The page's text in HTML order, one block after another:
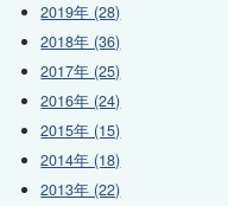
2019年 (28)
2018年 (36)
2017年 (25)
2016年 (24)
2015年 (15)
2014年 (18)
2013年 (22)